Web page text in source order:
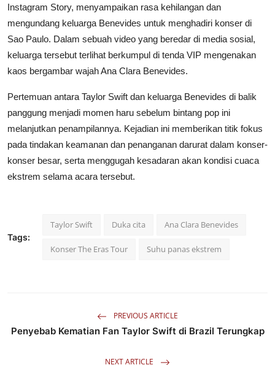
Instagram Story, menyampaikan rasa kehilangan dan
mengundang keluarga Benevides untuk menghadiri konser di
Sao Paulo. Dalam sebuah video yang beredar di media sosial,
keluarga tersebut terlihat berkumpul di tenda VIP mengenakan
kaos bergambar wajah Ana Clara Benevides.
Pertemuan antara Taylor Swift dan keluarga Benevides di balik
panggung menjadi momen haru sebelum bintang pop ini
melanjutkan penampilannya. Kejadian ini memberikan titik fokus
pada tindakan keamanan dan penanganan darurat dalam konser-
konser besar, serta menggugah kesadaran akan kondisi cuaca
ekstrem selama acara tersebut.
Tags:
Taylor Swift Duka cita Ana Clara Benevides
Konser The Eras Tour Suhu panas ekstrem
PREVIOUS ARTICLE
Penyebab Kematian Fan Taylor Swift di Brazil Terungkap
NEXT ARTICLE